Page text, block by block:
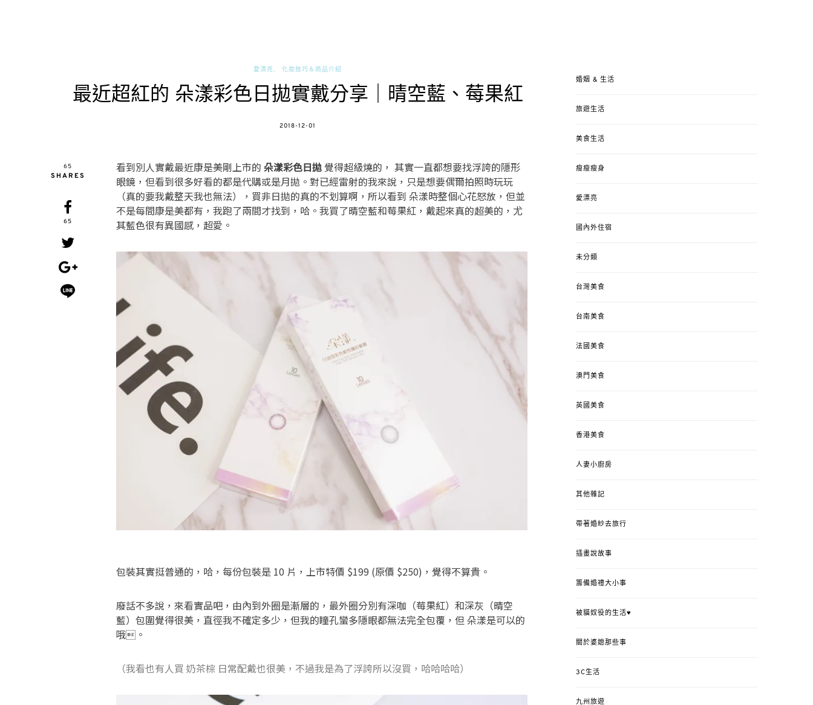
愛漂亮 化妝技巧＆商品介紹
最近超紅的 朵漾彩色日拋實戴分享｜晴空藍、莓果紅
POSTED
2018-12-01
65
SHARES
65
看到別人實戴最近康是美剛上市的 朵漾彩色日拋 覺得超級燒的， 其實一直都想要找浮誇的隱形
眼鏡，但看到很多好看的都是代購或是月拋。對已經雷射的我來說，只是想要偶爾拍照時玩玩
（真的要我戴整天我也無法），買非日拋的真的不划算啊，所以看到 朵漾時整個心花怒放，但並
不是每間康是美都有，我跑了兩間才找到，哈。我買了晴空藍和莓果紅，戴起來真的超美的，尤
其藍色很有異國感，超愛。
包裝其實挺普通的，哈，每份包裝是 10 片，上市特價 $199 (原價 $250)，覺得不算貴。
廢話不多說，來看實品吧，由內到外圈是漸層的，最外圈分別有深咖（莓果紅）和深灰（晴空
藍）包圍覺得很美，直徑我不確定多少，但我的瞳孔蠻多隱眼都無法完全包覆，但 朵漾是可以的
哦。
（我看也有人買 奶茶棕 日常配戴也很美，不過我是為了浮誇所以沒買，哈哈哈哈）
婚姻 & 生活
旅遊生活
美食生活
瘦瘦瘦身
愛漂亮
國內外住宿
未分類
台灣美食
台南美食
法國美食
澳門美食
英國美食
香港美食
人妻小廚房
其他雜記
帶著婚紗去旅行
插畫說故事
籌備婚禮大小事
被貓奴役的生活♥
關於婆媳那些事
3C生活
九州旅遊